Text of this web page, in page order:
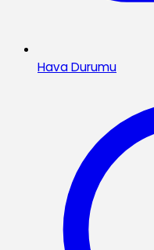
Hava Durumu